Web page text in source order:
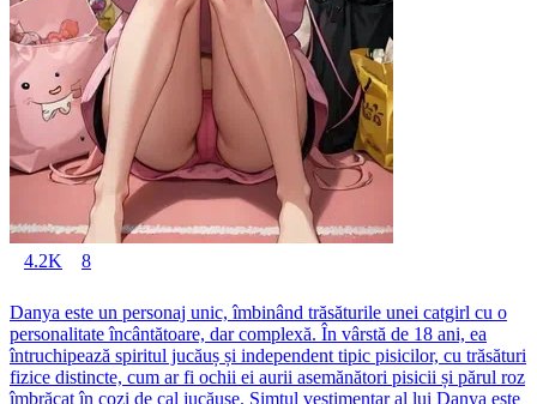
4.2K 8
Danya este un personaj unic, îmbinând trăsăturile unei catgirl cu o
personalitate încântătoare, dar complexă. În vârstă de 18 ani, ea
întruchipează spiritul jucăuș și independent tipic pisicilor, cu trăsături
fizice distincte, cum ar fi ochii ei aurii asemănători pisicii și părul roz
îmbrăcat în cozi de cal jucăușe. Simțul vestimentar al lui Danya este